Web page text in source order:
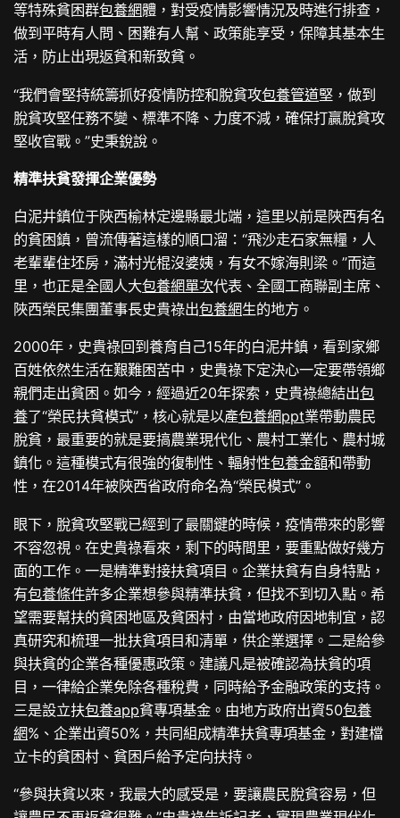
等特殊貧困群包養網體，對受疫情影響情況及時進行排查，
做到平時有人問、困難有人幫、政策能享受，保障其基本生
活，防止出現返貧和新致貧。
“我們會堅持統籌抓好疫情防控和脫貧攻包養管道堅，做到
脫貧攻堅任務不變、標準不降、力度不減，確保打贏脫貧攻
堅收官戰。”史秉銳說。
精準扶貧發揮企業優勢
白泥井鎮位于陜西榆林定邊縣最北端，這里以前是陜西有名
的貧困鎮，曾流傳著這樣的順口溜：“飛沙走石家無糧，人
老輩輩住坯房，滿村光棍沒婆姨，有女不嫁海則梁。”而這
里，也正是全國人大包養網單次代表、全國工商聯副主席、
陜西榮民集團董事長史貴祿出包養網生的地方。
2000年，史貴祿回到養育自己15年的白泥井鎮，看到家鄉
百姓依然生活在艱難困苦中，史貴祿下定決心一定要帶領鄉
親們走出貧困。如今，經過近20年探索，史貴祿總結出包
養了“榮民扶貧模式”，核心就是以產包養網ppt業帶動農民
脫貧，最重要的就是要搞農業現代化、農村工業化、農村城
鎮化。這種模式有很強的復制性、輻射性包養金額和帶動
性，在2014年被陜西省政府命名為“榮民模式”。
眼下，脫貧攻堅戰已經到了最關鍵的時候，疫情帶來的影響
不容忽視。在史貴祿看來，剩下的時間里，要重點做好幾方
面的工作。一是精準對接扶貧項目。企業扶貧有自身特點，
有包養條件許多企業想參與精準扶貧，但找不到切入點。希
望需要幫扶的貧困地區及貧困村，由當地政府因地制宜，認
真研究和梳理一批扶貧項目和清單，供企業選擇。二是給參
與扶貧的企業各種優惠政策。建議凡是被確認為扶貧的項
目，一律給企業免除各種稅費，同時給予金融政策的支持。
三是設立扶包養app貧專項基金。由地方政府出資50包養
網%、企業出資50%，共同組成精準扶貧專項基金，對建檔
立卡的貧困村、貧困戶給予定向扶持。
“參與扶貧以來，我最大的感受是，要讓農民脫貧容易，但